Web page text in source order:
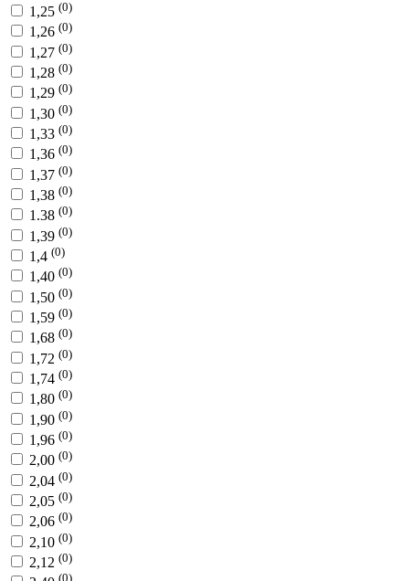
1,25 (0)
1,26 (0)
1,27 (0)
1,28 (0)
1,29 (0)
1,30 (0)
1,33 (0)
1,36 (0)
1,37 (0)
1,38 (0)
1.38 (0)
1,39 (0)
1,4 (0)
1,40 (0)
1,50 (0)
1,59 (0)
1,68 (0)
1,72 (0)
1,74 (0)
1,80 (0)
1,90 (0)
1,96 (0)
2,00 (0)
2,04 (0)
2,05 (0)
2,06 (0)
2,10 (0)
2,12 (0)
(0)